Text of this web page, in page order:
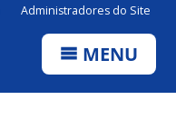
Administradores do Site
MENU